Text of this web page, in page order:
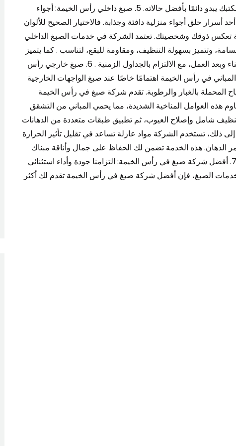
تناسب كل الأذواق والديكورات، مما يجعل منزلك أو مكتبك يبدو دائمًا بأفضل حالاته. 5. صبغ داخلي رأس الخيمة: أجواء
خلق أجواء منزلية دافئة وجذابة. فالاختيار الصحيح للألوان
تعكس ذوقك وشخصيتك. تعتمد الشركة في خدمات الصبغ الداخلي
وتتميز بسهولة التنظيف، ومقاومة للبقع، لتناسب . كما يتميز
الفريق بالحرص على المحافظة على نظافة المكان أثناء وبعد العمل، مع الالتزام بالجداول الزمنية . 6. صبغ خارجي رأس
في رأس الخيمة اهتمامًا خاصًا عند صبغ الواجهات الخارجية
المحملة بالغبار والرطوبة. تقدم شركة صبغ في رأس الخيمة
العوامل المناخية الشديدة، مما يحمي المباني من التشقق
شامل وإصلاح العيوب، ثم تطبيق طبقات متعددة من الدهانات
ذلك، تستخدم الشركة مواد عازلة تساعد في تقليل تأثير الحرارة
الدهان. هذه الخدمة تضمن لك الحفاظ على جمال وأناقة مبناك
لفترات طويلة، مع تقليل تكاليف الصيانة المستقبلية. 7. أفضل شركة صبغ في رأس الخيمة: التزامنا جودة وأداء استثنائي
بخدمات الصبغ، فإن أفضل شركة صبغ في رأس الخيمة تقدم لك أكثر